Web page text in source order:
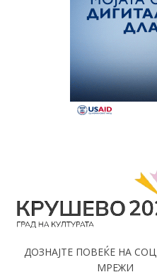
ДОЗНАЈТЕ ПОВЕЌЕ НА
МРЕЖИ